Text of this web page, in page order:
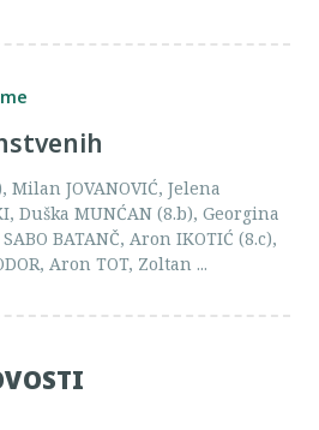
JOVANOVIĆ, Jelena
Duška MUNĆAN (8.b), Georgina
BATANČ, Aron IKOTIĆ (8.c),
Aron TOT, Zoltan ...